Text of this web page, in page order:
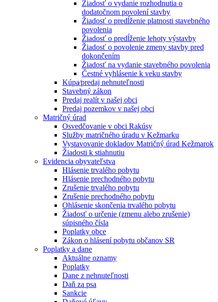
Žiadosť o vydanie rozhodnutia o
dodatočnom povolení stavby
Žiadosť o predĺženie platnosti stavebného
povolenia
Žiadosť o predĺženie lehoty výstavby
Žiadosť o povolenie zmeny stavby pred
dokončením
Žiadosť na vydanie stavebného povolenia
Čestné vyhlásenie k veku stavby
Kúpa⁄predaj nehnuteľnosti
Stavebný zákon
Predaj realít v našej obci
Predaj pozemkov v našej obci
Matričný úrad
Osvedčovanie v obci Rakúsy
Služby matričného úradu v Kežmarku
Vystavovanie dokladov Matričný úrad Kežmarok
Žiadosti k stiahnutiu
Evidencia obyvateľstva
Hlásenie trvalého pobytu
Hlásenie prechodného pobytu
Zrušenie trvalého pobytu
Zrušenie prechodného pobytu
Ohlásenie skončenia trvalého pobytu
Žiadosť o určenie (zmenu alebo zrušenie)
súpisného čísla
Poplatky obce
Zákon o hlásení pobytu občanov SR
Poplatky a dane
Aktuálne oznamy
Poplatky
Dane z nehnuteľnosti
Daň za psa
Sankcie